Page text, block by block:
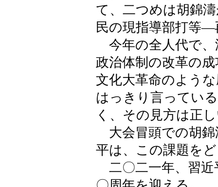
て、二つめは胡錦
民の現指導部打等―
今年の全人代で、
政治体制の改革の
文化大革命のよう
はっきり言ってい
く、その見方は正
大会冒頭での胡錦
平は、この課題を
二〇二一年、習近